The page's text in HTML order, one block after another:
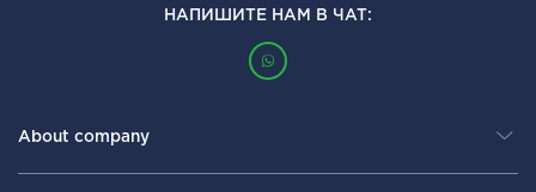
НАПИШИТЕ НАМ В ЧАТ:
About company